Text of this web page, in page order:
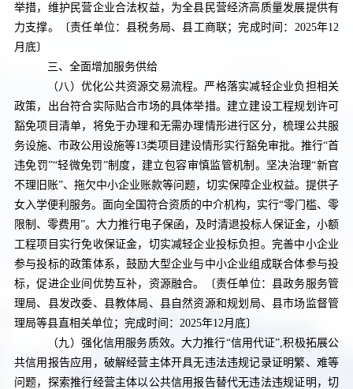
举措，维护民营企业合法权益，为全县民营经济高质量发展提供有
力支撑。
〔责任单位：县税务局、县工商联；完成时间： 2025年12
月底〕
三、全面增加服务供给
（八）优化公共资源交易流程。 严格落实减轻企业负担相关
政策，出台符合实际贴合市场的具体举措。建立建设工程规划许可
豁免项目清单，将免于办理和无需办理情形进行区分，梳理公共服
务设施、市政公用设施等13类项目建设情形实行豁免审批。推行“首
违免罚”“轻微免罚”制度，建立包容审慎监管机制。坚决治理“新官
不理旧账”、拖欠中小企业账款等问题，切实保障企业权益。提供子
女入学便利服务。面向全国符合资质的中介机构，实行“零门槛、零
限制、零费用”。大力推行电子保函，及时清退投标人保证金，小额
工程项目实行免收保证金，切实减轻企业投标负担。完善中小企业
参与投标的政策体系，鼓励大型企业与中小企业组成联合体参与投
标，促进企业间优势互补，资源融合。
〔责任单位： 县政务服务管
理局、 县发改委、县教体局、 县自然资源和规划局、县市场监督管
理局等县直相关单位；完成时间： 2025年12 月底〕
（九）强化信用服务质效。 大力推行“信用代证” ,积极拓展公
共信用报告应用，破解经营主体开具无违法违规记录证明繁、难等
问题，探索推行经营主体以公共信用报告替代无违法违规证明，切